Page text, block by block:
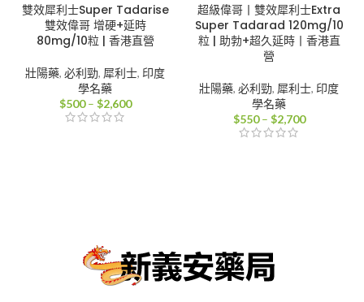
雙效犀利士Super Tadarise
雙效偉哥 增硬+延時
80mg/10粒 | 香港直營
壯陽藥, 必利勁, 犀利士, 印度
學名藥
$500 – $2,600價
超級偉哥丨雙效犀利士Extra
Super Tadarad 120mg/10
粒 | 助勃+超久延時丨香港直
營
壯陽藥, 必利勁, 犀利士, 印度
學名藥
$550 – $2,700價